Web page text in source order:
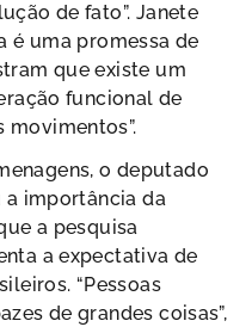
de fato”. Janete
é uma promessa de
que existe um
funcional de
movimentos”.
o deputado
a importância da
a pesquisa
a expectativa de
“Pessoas
de grandes coisas”,